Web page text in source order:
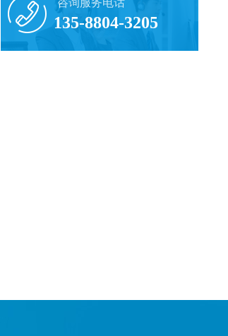
咨询服务电话
135-8804-3205